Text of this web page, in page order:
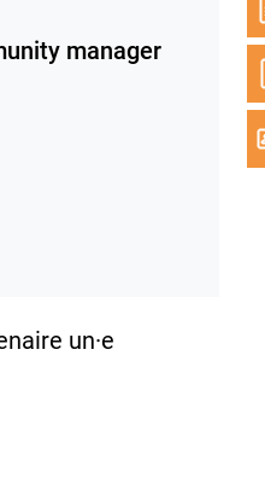
manager
un·e